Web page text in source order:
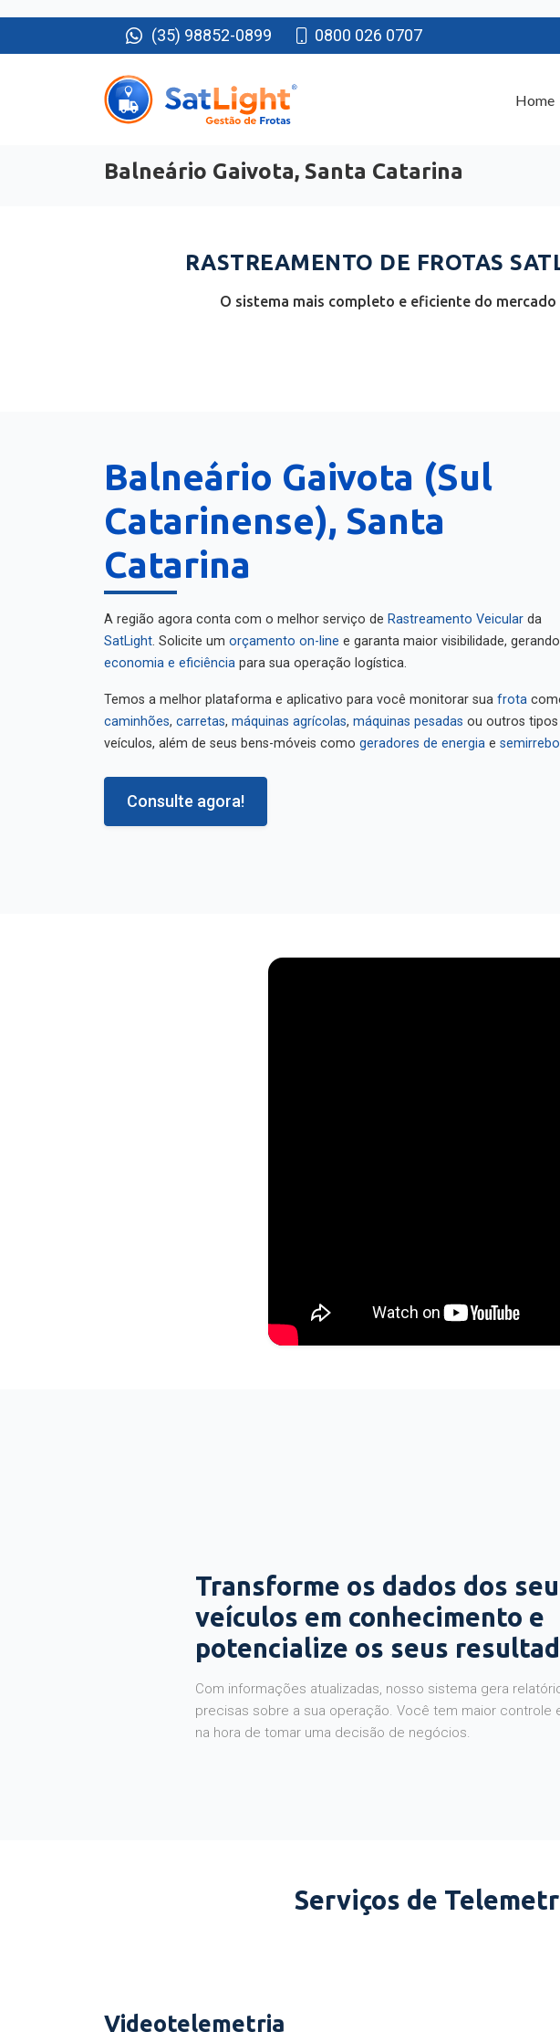
(35) 98852-0899 0800 026 0707
Balneário Gaivota, Santa Catarina
RASTREAMENTO DE FROTAS
O sistema mais completo e eficiente do mercado
Balneário Gaivota (Sul
Catarinense), Santa
Catarina
A região agora conta com o melhor serviço de Rastreamento Veicular
da
SatLight
. Solicite um orçamento on-line
e garanta maior visibilidade, gerando
economia e eficiência
para sua operação logística.
Temos a melhor plataforma e aplicativo para você monitorar sua frota
caminhões
máquinas agrícolas máquinas pesadas
ou outros tipos
veículos, além de seus bens-móveis como
geradores de energia
Consulte agora!
Transforme os dados dos
veículos em conhecimento e
potencialize os seus
Com informações atualizadas, nosso sistema gera
precisas sobre a sua operação. Você tem maior controle
na hora de tomar uma decisão de negócios.
Serviços de
Videotelemetria